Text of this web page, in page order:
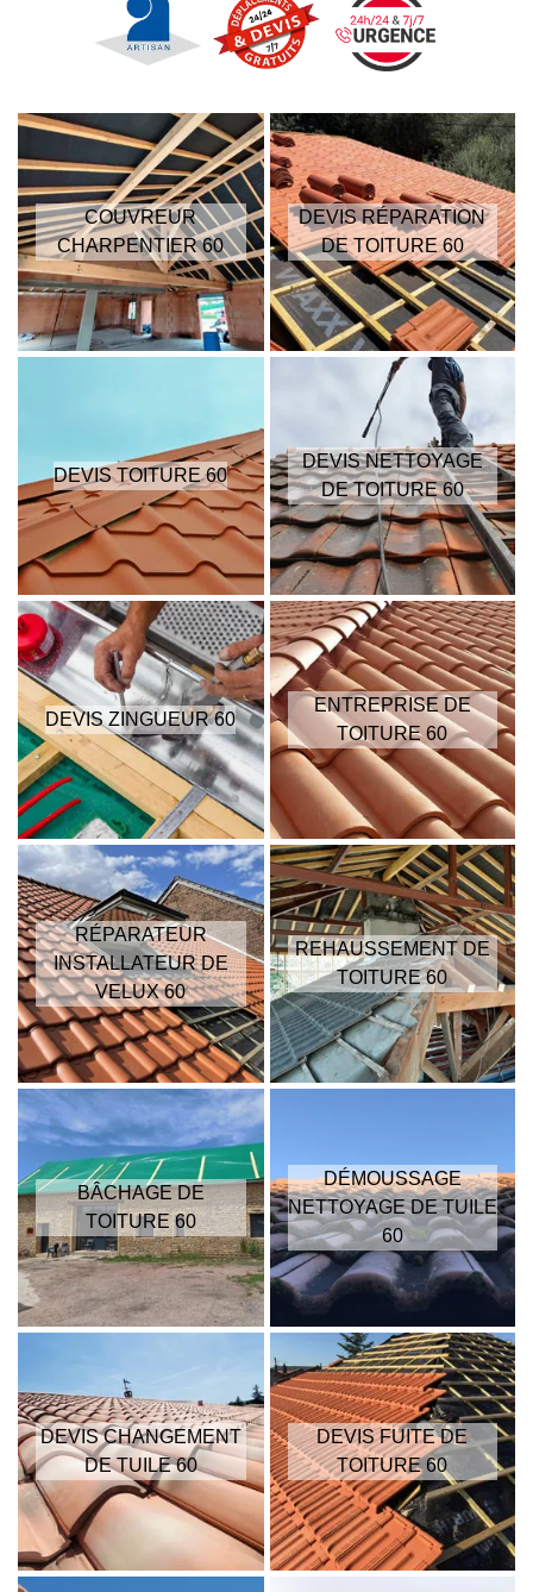
COUVREUR
CHARPENTIER 60
DEVIS RÉPARATION
DE TOITURE 60
DEVIS TOITURE 60
DEVIS NETTOYAGE
DE TOITURE 60
DEVIS ZINGUEUR 60
ENTREPRISE DE
TOITURE 60
RÉPARATEUR
INSTALLATEUR DE
VELUX 60
REHAUSSEMENT DE
TOITURE 60
BÂCHAGE DE
TOITURE 60
DÉMOUSSAGE
NETTOYAGE DE TUILE
60
DEVIS CHANGEMENT
DE TUILE 60
DEVIS FUITE DE
TOITURE 60